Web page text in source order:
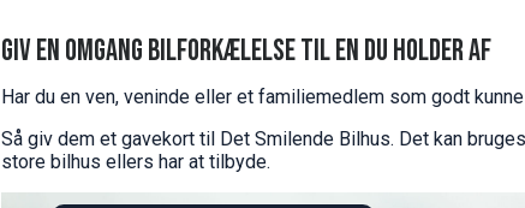
Giv en omgang bilforkælelse til en du holder af
Har du en ven, veninde eller et familiemedlem som godt
Så giv dem et gavekort til Det Smilende Bilhus. Det kan
store bilhus ellers har at tilbyde.